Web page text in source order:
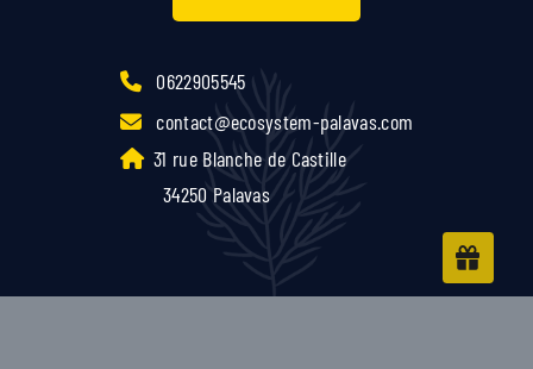
0622905545
contact@ecosystem-palavas.com
31 rue Blanche de Castille
34250 Palavas